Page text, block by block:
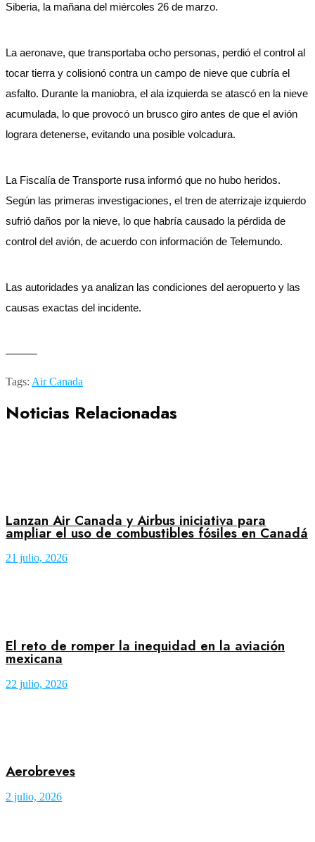
Siberia, la mañana del miércoles 26 de marzo.
La aeronave, que transportaba ocho personas, perdió el control al
tocar tierra y colisionó contra un campo de nieve que cubría el
asfalto. Durante la maniobra, el ala izquierda se atascó en la nieve
acumulada, lo que provocó un brusco giro antes de que el avión
lograra detenerse, evitando una posible volcadura.
La Fiscalía de Transporte rusa informó que no hubo heridos.
Según las primeras investigaciones, el tren de aterrizaje izquierdo
sufrió daños por la nieve, lo que habría causado la pérdida de
control del avión, de acuerdo con información de Telemundo.
Las autoridades ya analizan las condiciones del aeropuerto y las
causas exactas del incidente.
———
Tags: Air Canada
Noticias Relacionadas
Lanzan Air Canada y Airbus iniciativa para
ampliar el uso de combustibles fósiles en Canadá
21 julio, 2026
El reto de romper la inequidad en la aviación
mexicana
22 julio, 2026
Aerobreves
2 julio, 2026